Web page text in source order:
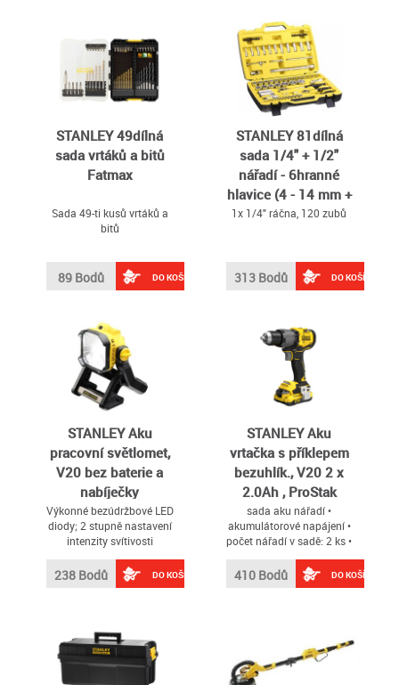
hobby řemeslníky i
profesionály
STANLEY 49dílná
sada vrtáků a bitů
Fatmax
Sada 49-ti kusů vrtáků a
bitů
89 Bodů DO KOŠÍKU
STANLEY 81dílná
sada 1/4" + 1/2"
nářadí - 6hranné
hlavice (4 - 14 mm +
8 - 34 mm)
1x 1/4" ráčna, 120 zubů
313 Bodů DO KOŠÍKU
STANLEY Aku
pracovní světlomet,
V20 bez baterie a
nabíječky
Výkonné bezúdržbové LED
diody; 2 stupně nastavení
intenzity svítivosti
238 Bodů DO KOŠÍKU
STANLEY Aku
vrtačka s příklepem
bezuhlík., V20 2 x
2.0Ah , ProStak
sada aku nářadí •
akumulátorové napájení •
počet nářadí v sadě: 2 ks •
rychlostní stupně • 2
akumulátory • max. krouticí
průměr sklíčidla 13 mm •
napětí akumulátoru 20 V •
regulace otáček: ANO •
410 Bodů DO KOŠÍKU